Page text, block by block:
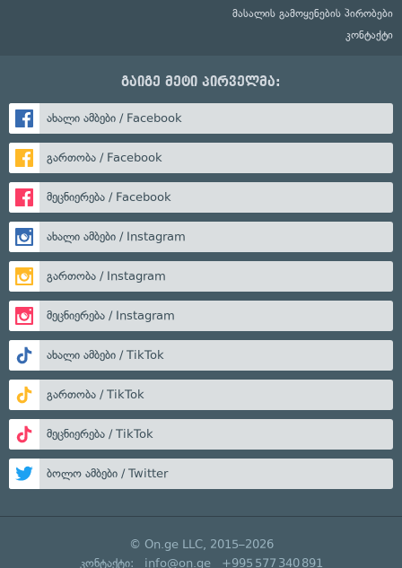
მასალის გამოყენების პირობები
კონტაქტი
გაიგე მეტი პირველმა:
ახალი ამბები / Facebook
გართობა / Facebook
მეცნიერება / Facebook
ახალი ამბები / Instagram
გართობა / Instagram
მეცნიერება / Instagram
ახალი ამბები / TikTok
გართობა / TikTok
მეცნიერება / TikTok
ბოლო ამბები / Twitter
© On.ge LLC, 2015–2026
კონტაქტი: info@on.ge +995 577 340 891